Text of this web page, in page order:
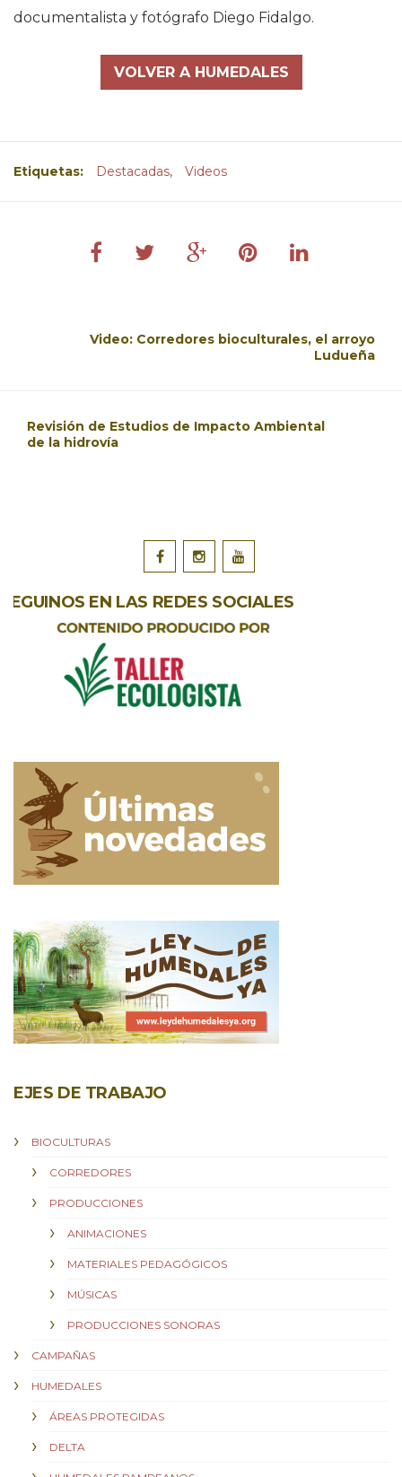
documentalista y fotógrafo Diego Fidalgo.
VOLVER A HUMEDALES
Etiquetas: Destacadas, Videos
Video: Corredores bioculturales, el arroyo
Ludueña
Revisión de Estudios de Impacto Ambiental
de la hidrovía
SEGUINOS EN LAS REDES SOCIALES
EJES DE TRABAJO
BIOCULTURAS
CORREDORES
PRODUCCIONES
ANIMACIONES
MATERIALES PEDAGÓGICOS
MÚSICAS
PRODUCCIONES SONORAS
CAMPAÑAS
HUMEDALES
ÁREAS PROTEGIDAS
DELTA